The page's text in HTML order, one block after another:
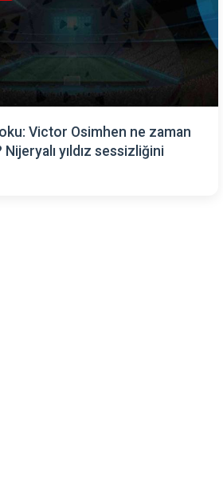
Victor Osimhen ne zaman
yıldız sessizliğini